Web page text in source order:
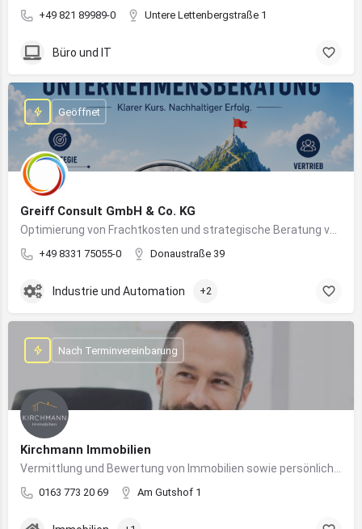
+49 821 89989-0 Untere Lettenbergstraße 1
Büro und IT
Greiff Consult GmbH & Co. KG
+49 8331 75055-0 Donaustraße 39
Geöffnet
Industrie und Automation +2
Kirchmann Immobilien
0163 773 20 69 Am Gutshof 1
Nach Terminvereinbarung